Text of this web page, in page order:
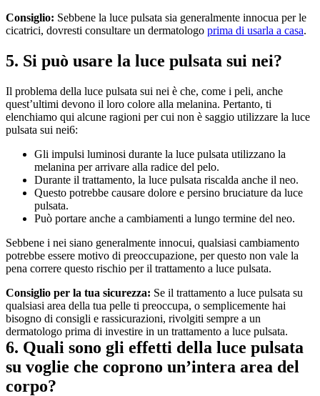
Consiglio: Sebbene la luce pulsata sia generalmente innocua per le
cicatrici, dovresti consultare un dermatologo prima di usarla a casa.
5. Si può usare la luce pulsata sui nei?
Il problema della luce pulsata sui nei è che, come i peli, anche
quest’ultimi devono il loro colore alla melanina. Pertanto, ti
elenchiamo qui alcune ragioni per cui non è saggio utilizzare la luce
pulsata sui nei6:
Gli impulsi luminosi durante la luce pulsata utilizzano la
melanina per arrivare alla radice del pelo.
Durante il trattamento, la luce pulsata riscalda anche il neo.
Questo potrebbe causare dolore e persino bruciature da luce
pulsata.
Può portare anche a cambiamenti a lungo termine del neo.
Sebbene i nei siano generalmente innocui, qualsiasi cambiamento
potrebbe essere motivo di preoccupazione, per questo non vale la
pena correre questo rischio per il trattamento a luce pulsata.
Consiglio per la tua sicurezza: Se il trattamento a luce pulsata su
qualsiasi area della tua pelle ti preoccupa, o semplicemente hai
bisogno di consigli e rassicurazioni, rivolgiti sempre a un
dermatologo prima di investire in un trattamento a luce pulsata.
6. Quali sono gli effetti della luce pulsata
su voglie che coprono un’intera area del
corpo?